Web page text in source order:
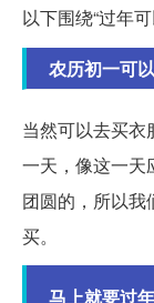
以下围绕“过年
农历初一可
当然可以去买
一天，像这一天
团圆的，所以我
买。
马上就要过